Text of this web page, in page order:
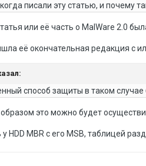
писали эту статью, и почему
или её часть о MalWare 2.0
её окончательная редакция с
способ защиты в таком
это можно будет
HDD MBR с его MSB, таблицей